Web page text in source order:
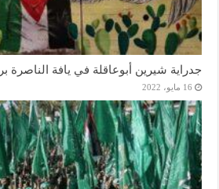
جدراية شيرين أبوعاقلة في يافة الناصرة
16 مايو، 2022